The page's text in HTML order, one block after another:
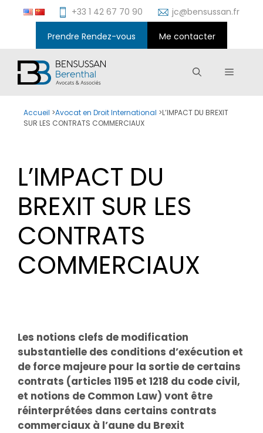
+33 1 42 67 70 90 jc@bensussan.fr
Prendre Rendez-vous Me contacter
Menu
Accueil >Avocat en Droit International >L’IMPACT DU BREXIT
SUR LES CONTRATS COMMERCIAUX
L’IMPACT DU
BREXIT SUR LES
CONTRATS
COMMERCIAUX
Les notions clefs de modification
substantielle des conditions d’exécution et
de force majeure pour la sortie de certains
contrats (articles 1195 et 1218 du code civil,
et notions de Common Law) vont être
réinterprétées dans certains contrats
commerciaux à l’aune du Brexit